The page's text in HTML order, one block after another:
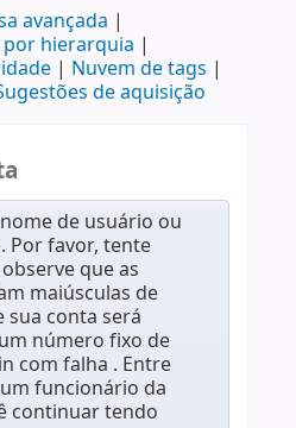
avançada
por hierarquia
Nuvem de tags
de aquisição
de usuário ou
Por favor, tente
que as
maiúsculas de
sua conta será
número fixo de
com falha . Entre
funcionário da
continuar tendo